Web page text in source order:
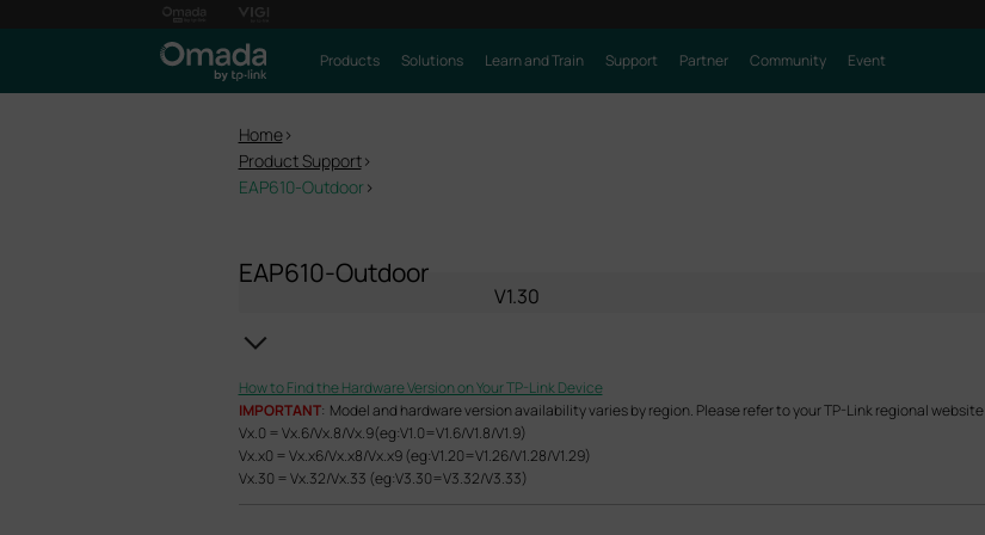
Products Solutions Learn and Train Support Partner Community Event
Home>
Product Support>
EAP610-Outdoor >
EAP610-Outdoor
V1.30
How to Find the Hardware Version on Your TP-Link Device
IMPORTANT: Model and hardware version availability varies by region. Please refer to your TP-Link regional
Vx.0 = Vx.6/Vx.8/Vx.9(eg:V1.0=V1.6/V1.8/V1.9)
Vx.x0 = Vx.x6/Vx.x8/Vx.x9 (eg:V1.20=V1.26/V1.28/V1.29)
Vx.30 = Vx.32/Vx.33 (eg:V3.30=V3.32/V3.33)